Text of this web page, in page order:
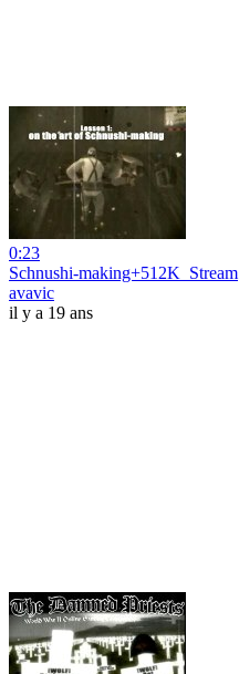
0:23
Schnushi-making+512K_Stream
avavic
il y a 19 ans